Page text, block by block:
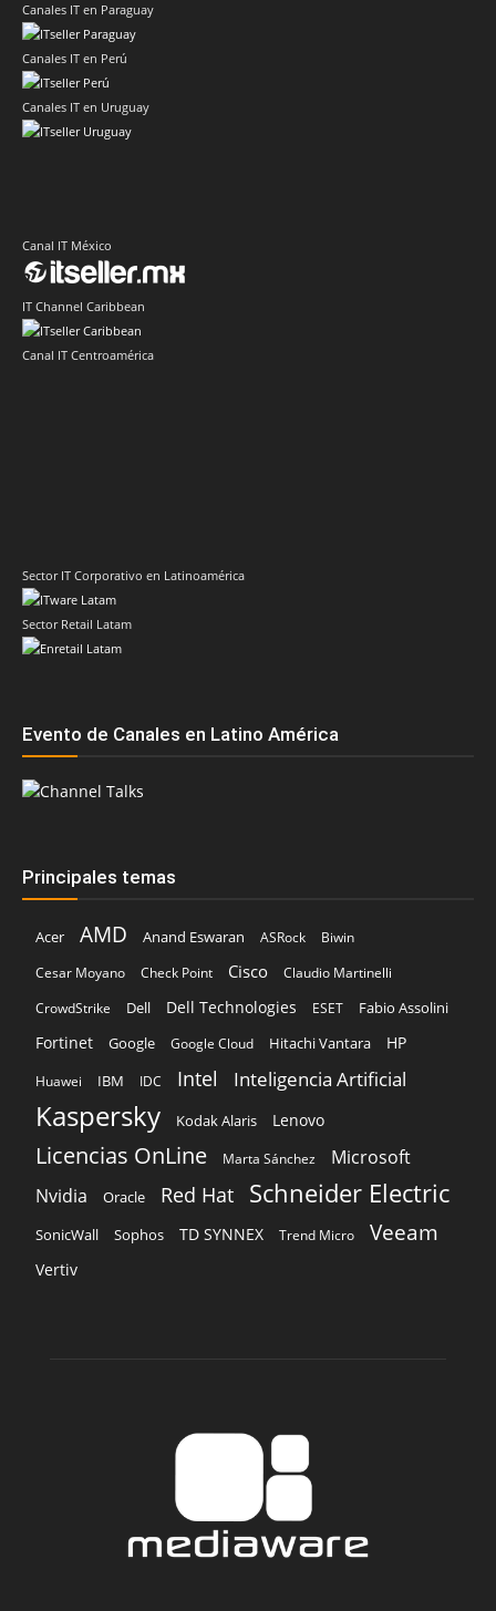
Canales IT en Paraguay
Canales IT en Perú
Canales IT en Uruguay
Canal IT México
IT Channel Caribbean
Canal IT Centroamérica
Sector IT Corporativo en Latinoamérica
Sector Retail Latam
Evento de Canales en Latino América
Principales temas
Acer AMD Anand Eswaran ASRock
Biwin
Cesar Moyano
Check Point Cisco
Claudio Martinelli
CrowdStrike
Dell Dell Technologies ESET Fabio Assolini
Fortinet Google Google Cloud Hitachi Vantara HP
Huawei IBM IDC Intel Inteligencia Artificial
Kaspersky Kodak Alaris Lenovo
Licencias OnLine Marta Sánchez
Microsoft
Nvidia
Oracle Red Hat Schneider Electric
SonicWall Sophos TD SYNNEX Trend Micro Veeam
Vertiv